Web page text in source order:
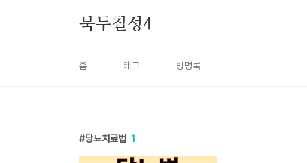
북두칠성4
홈 태그 방명록
당뇨치료법 1